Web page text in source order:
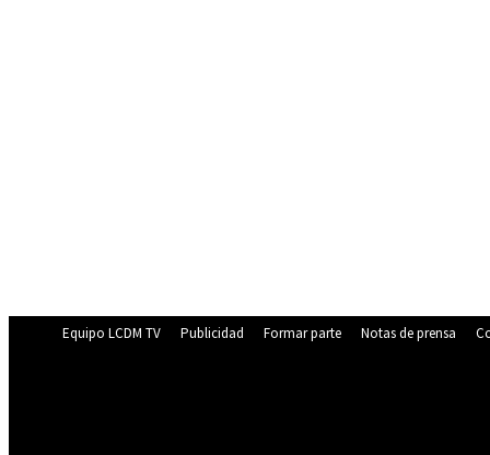
Equipo LCDM TV Publicidad Formar parte Notas de prensa